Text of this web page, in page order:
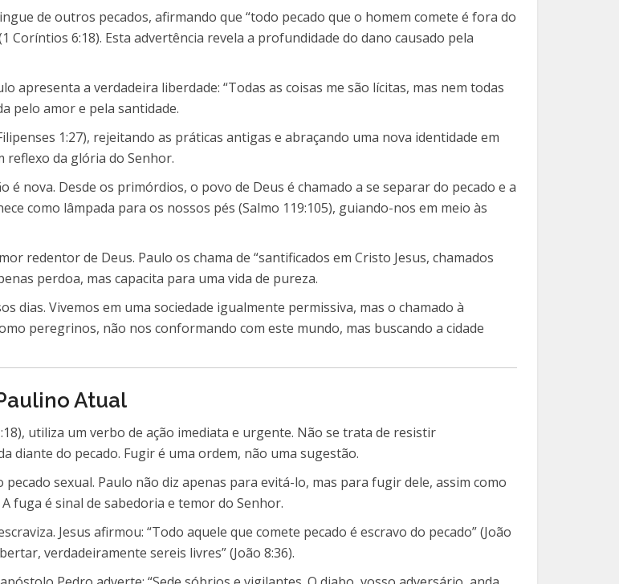
de outros pecados, afirmando que “todo pecado que o homem comete é fora do
6:18). Esta advertência revela a profundidade do dano causado pela
apresenta a verdadeira liberdade: “Todas as coisas me são lícitas, mas nem todas
pelo amor e pela santidade.
1:27), rejeitando as práticas antigas e abraçando uma nova identidade em
reflexo da glória do Senhor.
nova. Desde os primórdios, o povo de Deus é chamado a se separar do pecado e a
como lâmpada para os nossos pés (Salmo 119:105), guiando-nos em meio às
redentor de Deus. Paulo os chama de “santificados em Cristo Jesus, chamados
perdoa, mas capacita para uma vida de pureza.
dias. Vivemos em uma sociedade igualmente permissiva, mas o chamado à
peregrinos, não nos conformando com este mundo, mas buscando a cidade
Atual
utiliza um verbo de ação imediata e urgente. Não se trata de resistir
diante do pecado. Fugir é uma ordem, não uma sugestão.
sexual. Paulo não diz apenas para evitá-lo, mas para fugir dele, assim como
fuga é sinal de sabedoria e temor do Senhor.
Jesus afirmou: “Todo aquele que comete pecado é escravo do pecado” (João
verdadeiramente sereis livres” (João 8:36).